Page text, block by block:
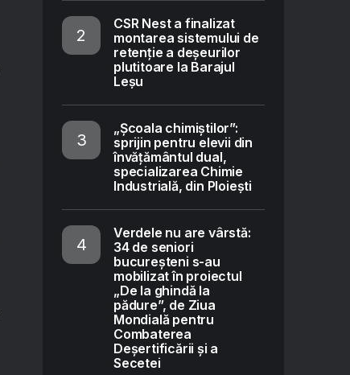
CSR Nest a finalizat
montarea sistemului de
retenție a deșeurilor
plutitoare la Barajul
Leșu
„Școala chimiștilor”:
sprijin pentru elevii din
învățământul dual,
specializarea Chimie
Industrială, din Ploiești
Verdele nu are vârstă:
34 de seniori
bucureșteni s-au
mobilizat în proiectul
„De la ghindă la
pădure”, de Ziua
Mondială pentru
Combaterea
Deșertificării și a
Secetei